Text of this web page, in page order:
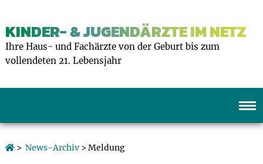
KINDER- & JUGENDÄRZTE IM NETZ
Ihre Haus- und Fachärzte von der Geburt bis zum
vollendeten 21. Lebensjahr
> News-Archiv> Meldung